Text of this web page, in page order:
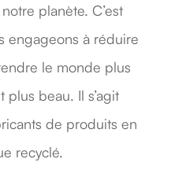
planète. C’est
engageons à réduire
le monde plus
plus beau. Il s’agit
de produits en
recyclé.